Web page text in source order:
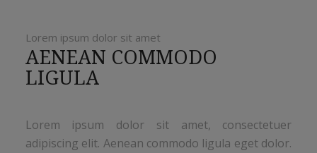
Lorem ipsum dolor sit amet
AENEAN COMMODO
LIGULA
Lorem ipsum dolor sit amet, consectetuer
adipiscing elit. Aenean commodo ligula eget dolor.